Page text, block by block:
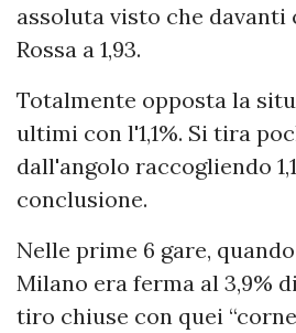
assoluta visto che davanti
Rossa a 1,93.
Totalmente opposta la
ultimi con l'1,1%. Si tira
dall'angolo raccogliendo
conclusione.
Nelle prime 6 gare,
Milano era ferma al 3,9%
tiro chiuse con quei